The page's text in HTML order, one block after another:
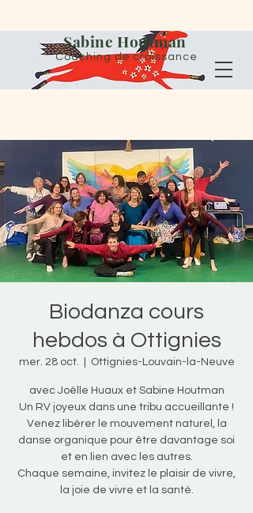
Sabine Houtman
Coaching de croissance
Biodanza cours
hebdos à Ottignies
mer. 28 oct. Ottignies-Louvain-la-Neuve
avec Joëlle Huaux et Sabine Houtman
Un RV joyeux dans une tribu accueillante !
Venez libérer le mouvement naturel, la
danse organique pour être davantage soi
et en lien avec les autres.
Chaque semaine, invitez le plaisir de vivre,
la joie de vivre et la santé.